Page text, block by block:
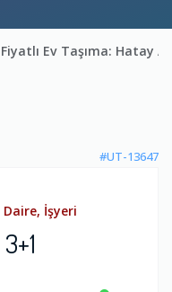
Ev Taşıma: Hatay
#UT-13647
Daire, İşyeri